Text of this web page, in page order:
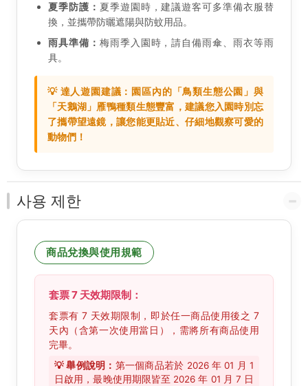
夏季防護： 夏季遊園時，建議遊客可多準備衣服替
換，並攜帶防曬遮陽與防蚊用品。
雨具準備： 梅雨季入園時，請自備雨傘、雨衣等雨
具。
💡 達人遊園建議：園區內的「鳥類生態公園」與
「天鵝湖」雁鴨種類生態豐富，建議您入園時別忘
了攜帶望遠鏡，讓您能更貼近、仔細地觀察可愛的
動物們！
사용 제한
商品兌換與使用規範
套票 7 天效期限制：
套票有 7 天效期限制，即於任一商品使用後之 7
天內（含第一次使用當日），需將所有商品使用
完畢。
💡 舉例說明： 第一個商品若於 2026 年 01 月 1
日啟用，最晚使用期限皆至 2026 年 01 月 7 日